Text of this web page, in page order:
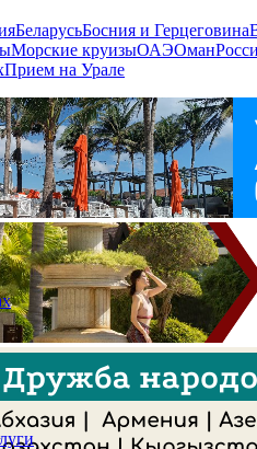
БеларусьБосния и Герцеговина
Морские круизыОАЭОман
Прием на Урале